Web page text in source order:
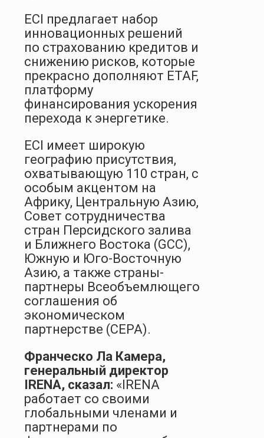
ECI предлагает набор
инновационных решений
по страхованию кредитов и
снижению рисков, которые
прекрасно дополняют ETAF,
платформу
финансирования ускорения
перехода к энергетике.
ECI имеет широкую
географию присутствия,
охватывающую 110 стран, с
особым акцентом на
Африку, Центральную Азию,
Совет сотрудничества
стран Персидского залива
и Ближнего Востока (GCC),
Южную и Юго-Восточную
Азию, а также страны-
партнеры Всеобъемлющего
соглашения об
экономическом
партнерстве (CEPA).
Франческо Ла Камера,
генеральный директор
IRENA, сказал: «IRENA
работает со своими
глобальными членами и
партнерами по